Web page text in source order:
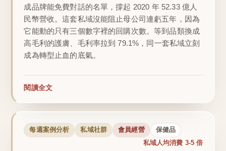
成品牌能免費對話的名單，撐起 2020 年 52.33 億人
民幣營收。這套私域沒能阻止母公司連虧五年，因為
它能動的只有三個數字裡的回購次數。等到品類換成
高毛利的護膚、毛利率拉到 79.1%，同一套私域立刻
成為轉型止血的底氣。
閱讀全文
每週案例分析 私域社群 會員經營 保健品
私域人均消費 3-5 倍